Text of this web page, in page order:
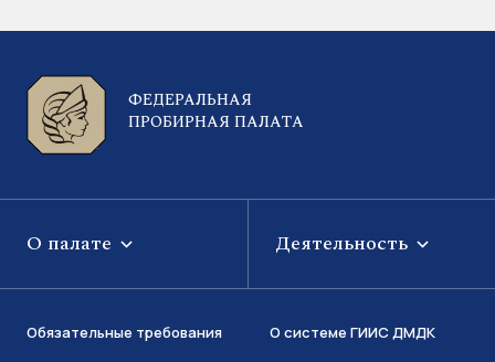
ФЕДЕРАЛЬНАЯ
ПРОБИРНАЯ ПАЛАТА
О палате Деятельность
Обязательные требования О системе ГИИС ДМДК